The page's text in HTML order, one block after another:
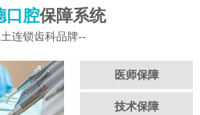
口腔保障系统
连锁齿科品牌--
医师保障
技术保障